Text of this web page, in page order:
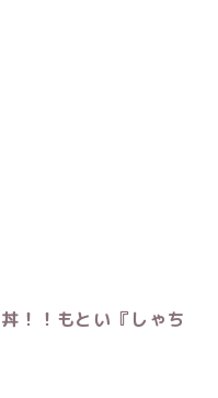
！！もとい『しゃち